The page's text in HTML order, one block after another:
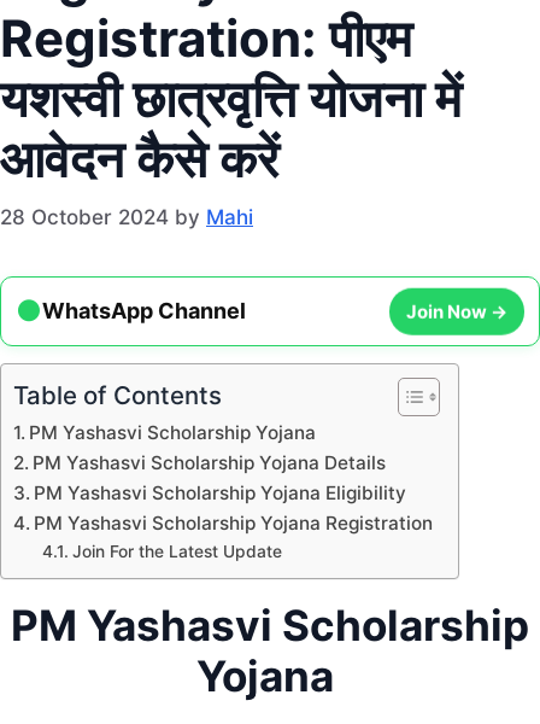
Registration: पीएम
यशस्वी छात्रवृत्ति योजना में
आवेदन कैसे करें
28 October 2024 by Mahi
●WhatsApp Channel Join Now →
Table of Contents
PM Yashasvi Scholarship Yojana
PM Yashasvi Scholarship Yojana Details
PM Yashasvi Scholarship Yojana Eligibility
PM Yashasvi Scholarship Yojana Registration
Join For the Latest Update
PM Yashasvi Scholarship
Yojana